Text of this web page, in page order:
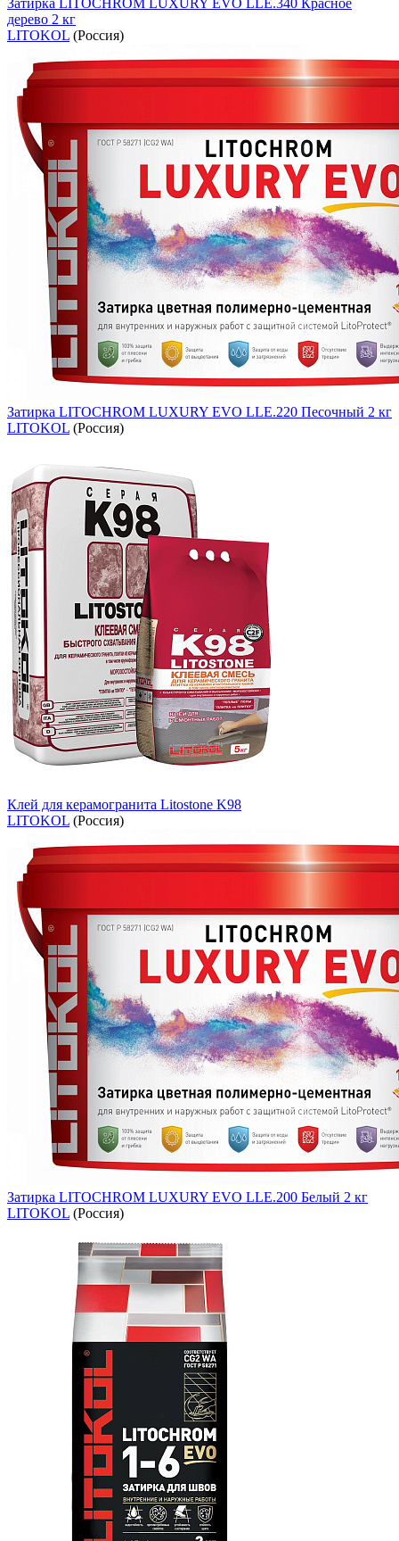
дерево 2 кг
LITOKOL (Россия)
Затирка LITOCHROM LUXURY EVO LLE.220 Песочный 2 кг
LITOKOL (Россия)
Клей для керамогранита Litostone K98
LITOKOL (Россия)
Затирка LITOCHROM LUXURY EVO LLE.200 Белый 2 кг
LITOKOL (Россия)